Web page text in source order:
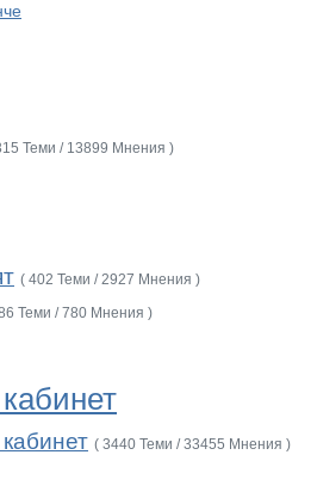
Теми / 13899 Мнения )
( 402 Теми / 2927 Мнения )
Теми / 780 Мнения )
( 3440 Теми / 33455 Мнения )